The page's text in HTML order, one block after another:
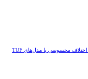
برای کارهای تدوین و طراحی، واقعاً سری ProArt اختلاف محسوسی با مدل‌های TUF